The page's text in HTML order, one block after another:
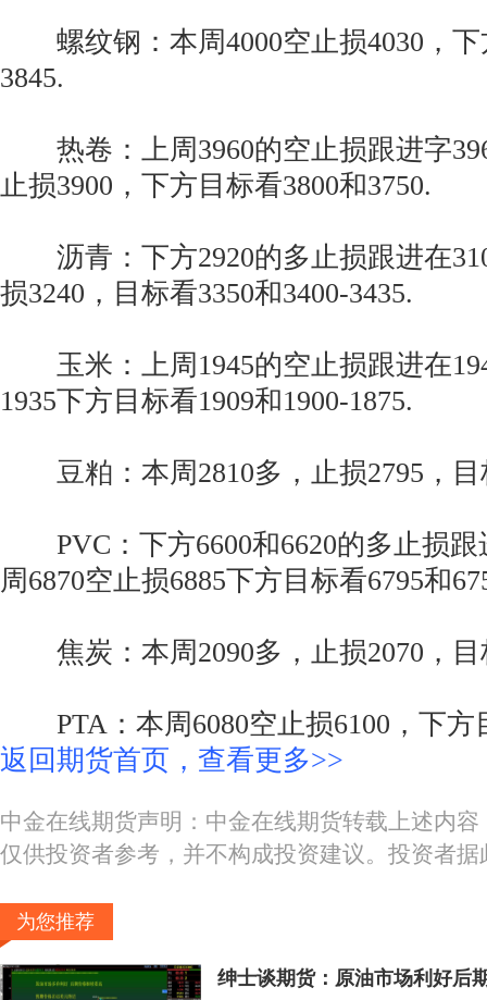
螺纹钢：本周4000空止损4030，下
3845.
热卷：上周3960的空止损跟进字
止损3900，下方目标看3800和3750.
沥青：下方2920的多止损跟进在
损3240，目标看3350和3400-3435.
玉米：上周1945的空止损跟进在
1935下方目标看1909和1900-1875.
豆粕：本周2810多，止损2795，目
PVC：下方6600和6620的多止损跟
周6870空止损6885下方目标看6795和
焦炭：本周2090多，止损2070，目
PTA：本周6080空止损6100，下方
返回期货首页，查看更多>>
中金在线期货声明：中金在线期货转载上述内
仅供投资者参考，并不构成投资建议。投资者
为您推荐
绅士谈期货：原油市场利好后